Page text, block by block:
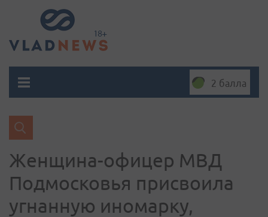
2 балла
Женщина-офицер МВД
Подмосковья присвоила
угнанную иномарку,